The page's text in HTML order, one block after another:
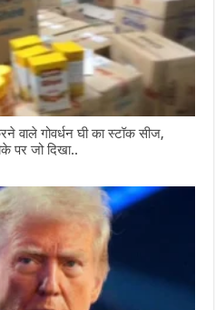
वाले गोवर्धन घी का स्टॉक सीज,
पर जो दिखा..